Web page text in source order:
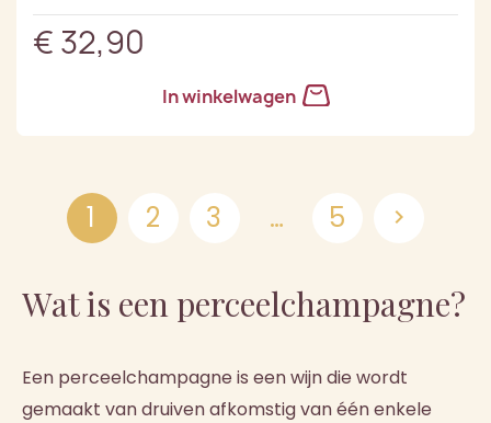
€ 32,90
In winkelwagen
1 2 3 … 5 
Wat is een perceelchampagne?
Een perceelchampagne is een wijn die wordt
gemaakt van druiven afkomstig van één enkele